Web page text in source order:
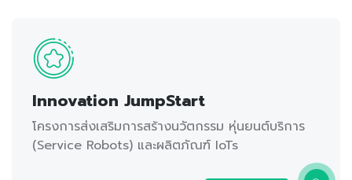
Innovation JumpStart
โครงการส่งเสริมการสร้างนวัตกรรม หุ่นยนต์บริการ
(Service Robots) และผลิตภัณฑ์ IoTs